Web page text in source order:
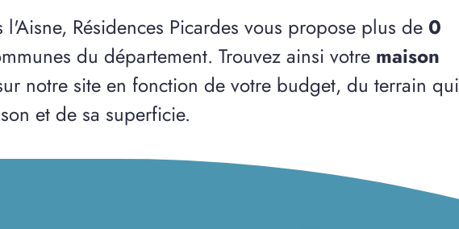
Résidences Picardes vous propose plus de 0
du département. Trouvez ainsi votre maison
notre site en fonction de votre budget, du terrain qui
et de sa superficie.